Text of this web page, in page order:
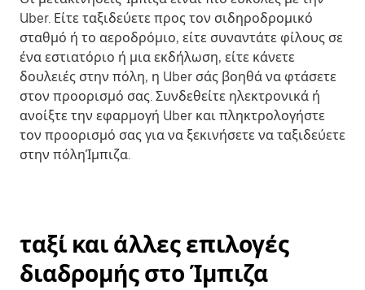
Uber. Είτε ταξιδεύετε προς τον σιδηροδρομικό
σταθμό ή το αεροδρόμιο, είτε συναντάτε φίλους σε
ένα εστιατόριο ή μια εκδήλωση, είτε κάνετε
δουλειές στην πόλη, η Uber σάς βοηθά να φτάσετε
στον προορισμό σας. Συνδεθείτε ηλεκτρονικά ή
ανοίξτε την εφαρμογή Uber και πληκτρολογήστε
τον προορισμό σας για να ξεκινήσετε να ταξιδεύετε
στην πόληΊμπιζα.
ταξί και άλλες επιλογές
διαδρομής στο Ίμπιζα